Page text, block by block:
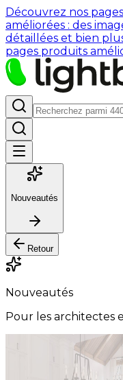
Découvrez nos
améliorées : des
détaillées et bien
pages produits
Nouveautés
Retour
Nouveautés
Pour les architectes